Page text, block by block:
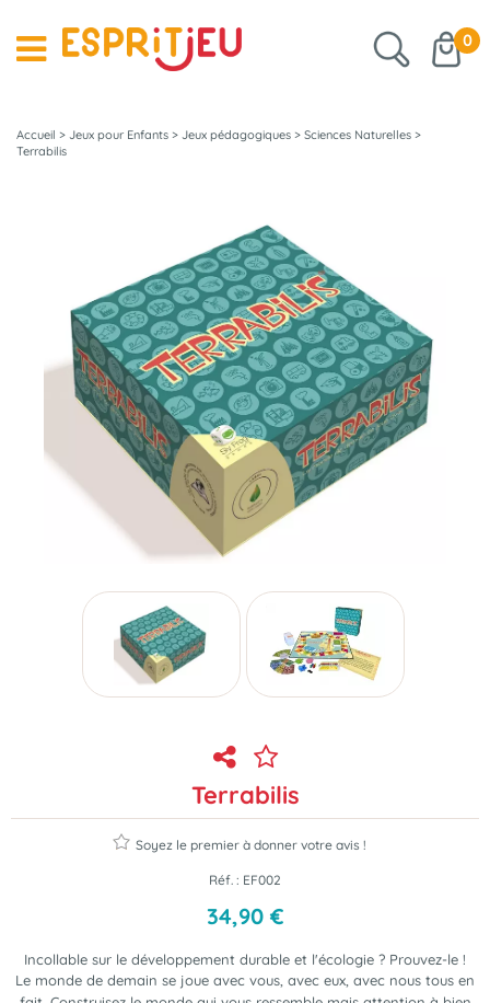
0
Accueil > Jeux pour Enfants > Jeux pédagogiques > Sciences Naturelles >
Terrabilis
Terrabilis
Soyez le premier à donner votre avis !
Réf. : EF002
34,90 €
Incollable sur le développement durable et l'écologie ? Prouvez-le !
Le monde de demain se joue avec vous, avec eux, avec nous tous en